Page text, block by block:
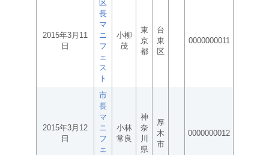
2015年3月11
日
区
長
マ
ニ
フ
ェ
ス
ト
小柳
茂
東
京
都
台
東
区
0000000011
2015年3月12
日
市
長
マ
ニ
フ
ェ
小林
常良
神
奈
川
県
厚
木
市
0000000012